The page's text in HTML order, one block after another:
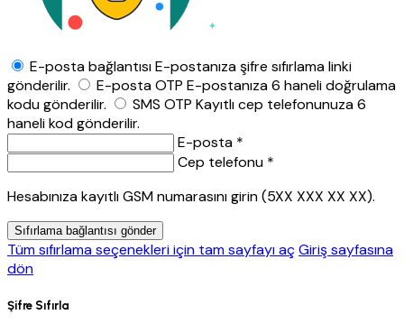
E-posta bağlantısıE-postanıza şifre sıfırlama linki
gönderilir.
E-posta OTP E-postanıza 6 haneli doğrulama
kodu gönderilir.
SMS OTP Kayıtlı cep telefonunuza 6
haneli kod gönderilir.
E-posta *
Cep telefonu *
Hesabınıza kayıtlı GSM numarasını girin (5XX XXX XX XX).
Sıfırlama bağlantısı gönder
Tüm sıfırlama seçenekleri için tam sayfayı açGiriş sayfasına
dön
Şifre Sıfırla